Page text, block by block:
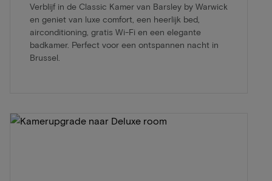
Verblijf in de Classic Kamer van Barsley by Warwick
en geniet van luxe comfort, een heerlijk bed,
airconditioning, gratis Wi-Fi en een elegante
badkamer. Perfect voor een ontspannen nacht in
Brussel.